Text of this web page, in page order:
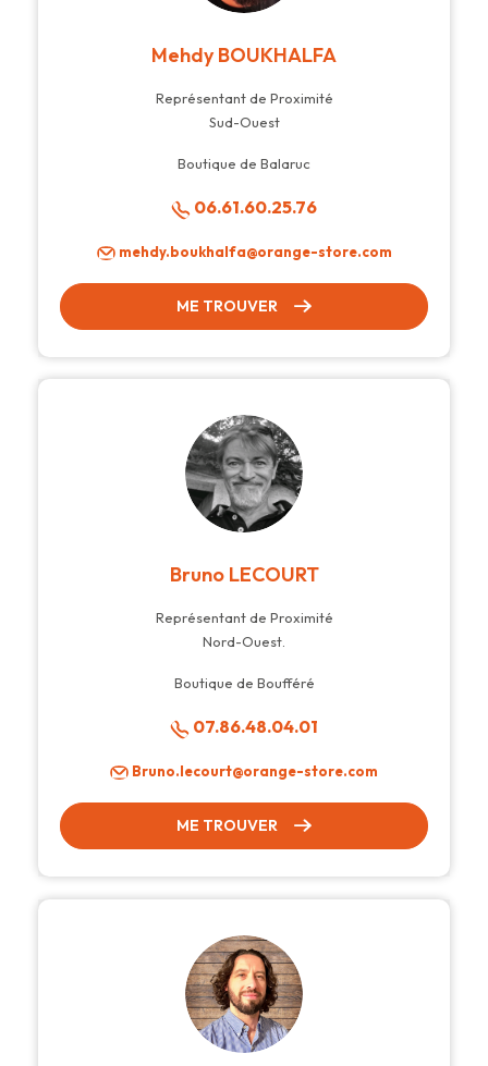
Mehdy BOUKHALFA
Représentant de Proximité
Sud-Ouest
Boutique de Balaruc
06.61.60.25.76
mehdy.boukhalfa@orange-store.com
ME TROUVER
Bruno LECOURT
Représentant de Proximité
Nord-Ouest.
Boutique de Boufféré
07.86.48.04.01
Bruno.lecourt@orange-store.com
ME TROUVER